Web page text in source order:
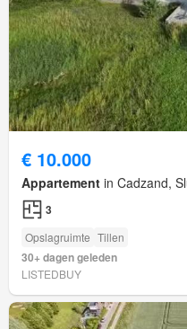
€ 10.000
Appartement in Cadzand,
3
Opslagruimte Tillen
30+ dagen geleden
LISTEDBUY